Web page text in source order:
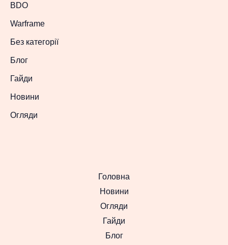
BDO
Warframe
Без категорії
Блог
Гайди
Новини
Огляди
Головна
Новини
Огляди
Гайди
Блог